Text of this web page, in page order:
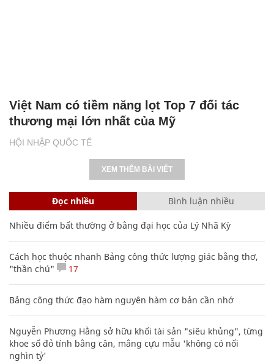
HỘI NHẬP QUỐC TẾ
Việt Nam có tiềm năng lọt Top 7 đối tác
thương mại lớn nhất của Mỹ
XEM THÊM BÀI VIẾT
Đọc nhiều Bình luận nhiều
Nhiều điểm bất thường ở bằng đại học của Lý Nhã Kỳ
Cách học thuộc nhanh Bảng công thức lượng giác bằng thơ,
"thần chú"
17
Bảng công thức đạo hàm nguyên hàm cơ bản cần nhớ
Nguyễn Phương Hằng sở hữu khối tài sản "siêu khủng", từng
khoe sổ đỏ tính bằng cân, mắng cựu mẫu 'không có nổi
nghìn tỷ'